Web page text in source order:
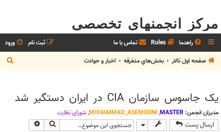
مرکز انجمنهای تخصصی
راهنما Rules تماس با ما ورود
ثبت نام
صفحه اول تالار
بخش‌‌هاي متفرقه اخبار و حوادث
س
یک جاسوس سازمان CIA در ایران دستگیر شد
مدیران انجمن: MASTER
,
MOHAMMAD_ASEMOONI
,شوراي نظارت
ارسال پست جستجو